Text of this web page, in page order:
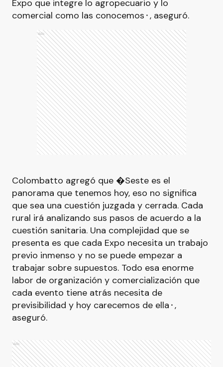
Expo que integre lo agropecuario y lo
comercial como las conocemos⬝, aseguró.
Ads
Colombatto agregó que �Seste es el
panorama que tenemos hoy, eso no significa
que sea una cuestión juzgada y cerrada. Cada
rural irá analizando sus pasos de acuerdo a la
cuestión sanitaria. Una complejidad que se
presenta es que cada Expo necesita un trabajo
previo inmenso y no se puede empezar a
trabajar sobre supuestos. Todo esa enorme
labor de organización y comercialización que
cada evento tiene atrás necesita de
previsibilidad y hoy carecemos de ella⬝,
aseguró.
Ads